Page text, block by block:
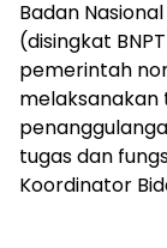
Badan
(disingkat
pemerintah
melaksanakan
tugas dan
Koordinator